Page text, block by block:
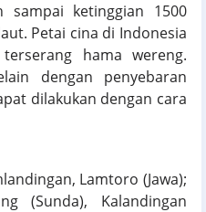
ketinggian 1500
Petai cina di Indonesia
hama wereng.
dengan penyebaran
dilakukan dengan cara
Lamtoro (Jawa);
(Sunda), Kalandingan